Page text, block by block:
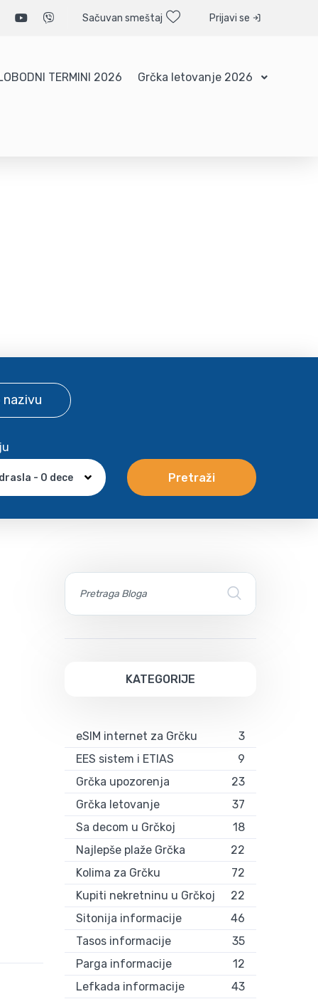
Sačuvan smeštaj Prijavi se
TERMINI 2026 Grčka letovanje 2026
nazivu
- 0 dece Pretraži
KATEGORIJE
eSIM internet za Grčku
3
EES sistem i ETIAS
9
Grčka upozorenja
23
Grčka letovanje
37
Sa decom u Grčkoj
18
Najlepše plaže Grčka
22
Kolima za Grčku
72
Kupiti nekretninu u Grčkoj
22
Sitonija informacije
46
Tasos informacije
35
Parga informacije
12
Lefkada informacije
43